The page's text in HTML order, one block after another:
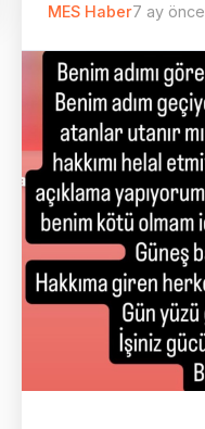
MES Haber7 ay önce